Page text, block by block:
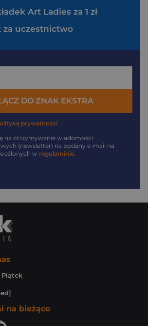
Art Ladies za 1 zł
za uczestnictwo
DO ZNAK EKSTRA
prywatności
na otrzymywanie wiadomości
(newsletter) na podany e-mail na
w regulaminie
Piątek
na bieżąco